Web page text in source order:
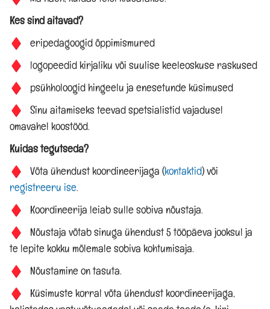
KODUKORD
TÕNK TÖÖTASUJUHEND
Lisa info
KASULIK
LAPSELE
Kes sind aitavad?
eripedagoogid õppimismured
logopeedid kirjaliku või suulise keeleoskuse raskused
psühholoogid hingeelu ja enesetunde küsimused
Sinu aitamiseks teevad spetsialistid vajadusel
omavahel koostööd.
Kuidas tegutseda?
Võta ühendust koordineerijaga (kontaktid) või
registreeru ise.
Koordineerija leiab sulle sobiva nõustaja.
Nõustaja võtab sinuga ühendust 5 tööpäeva jooksul ja
te lepite kokku mõlemale sobiva kohtumisaja.
Nõustamine on tasuta.
Küsimuste korral võta ühendust koordineerijaga,